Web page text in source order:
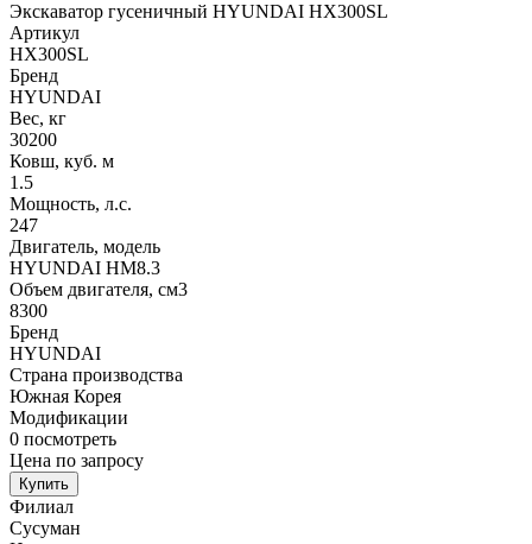
Экскаватор гусеничный HYUNDAI HX300SL
Артикул
HX300SL
Бренд
HYUNDAI
Вес, кг
30200
Ковш, куб. м
1.5
Мощность, л.с.
247
Двигатель, модель
HYUNDAI HM8.3
Объем двигателя, см3
8300
Бренд
HYUNDAI
Страна производства
Южная Корея
Модификации
0 посмотреть
Цена по запросу
Купить
Филиал
Сусуман